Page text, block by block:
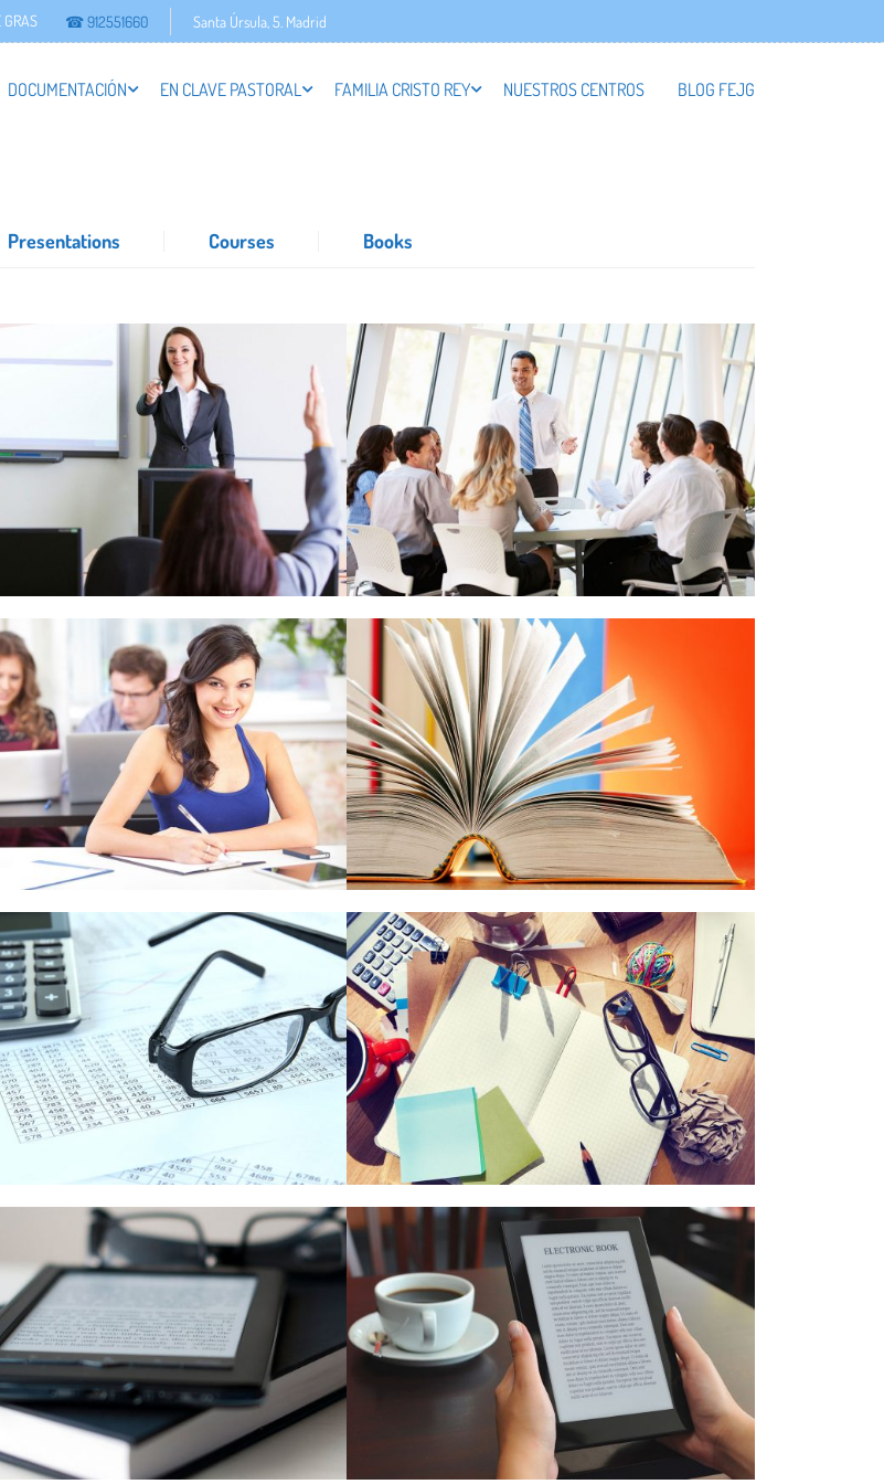
GRAS ☎ 912551660 Santa Úrsula, 5. Madrid
DOCUMENTACIÓN EN CLAVE PASTORAL FAMILIA CRISTO REY NUESTROS CENTROS BLOG FEJG
Presentations Courses Books